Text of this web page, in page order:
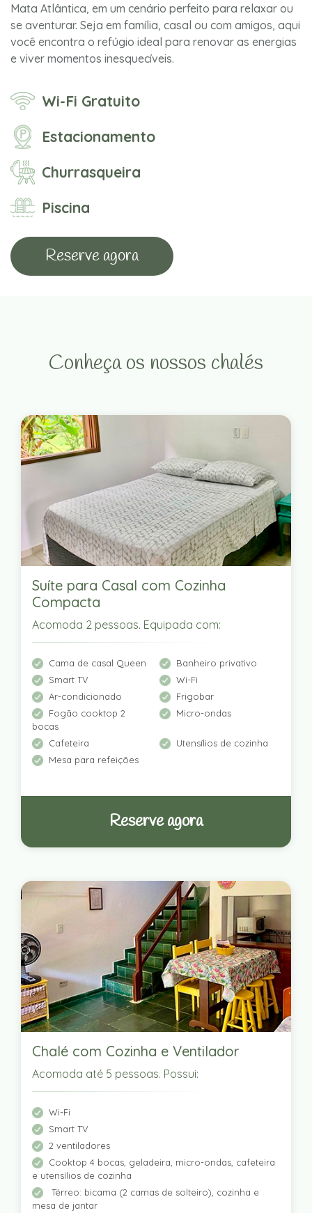
Mata Atlântica, em um cenário perfeito para relaxar ou
se aventurar. Seja em família, casal ou com amigos, aqui
você encontra o refúgio ideal para renovar as energias
e viver momentos inesquecíveis.
Wi-Fi Gratuito
Estacionamento
Churrasqueira
Piscina
Reserve agora
Conheça os nossos chalés
Suíte para Casal com Cozinha
Compacta
Acomoda 2 pessoas. Equipada com:
Cama de casal Queen
Banheiro privativo
Smart TV
Wi-Fi
Ar-condicionado
Frigobar
Fogão cooktop 2
bocas
Micro-ondas
Cafeteira
Utensílios de cozinha
Mesa para refeições
Reserve agora
Chalé com Cozinha e Ventilador
Acomoda até 5 pessoas. Possui:
Wi-Fi
Smart TV
2 ventiladores
Cooktop 4 bocas, geladeira, micro-ondas, cafeteira
e utensílios de cozinha
Térreo: bicama (2 camas de solteiro), cozinha e
mesa de jantar